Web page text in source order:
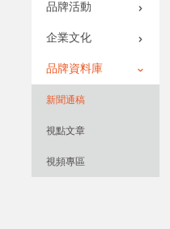
品牌活動
企業文化
品牌資料庫
新聞通稿
視點文章
視頻專區